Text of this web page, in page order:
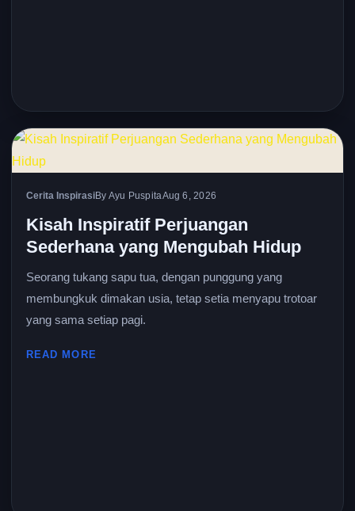
Cerita InspirasiBy Ayu PuspitaAug 6, 2026
Kisah Inspiratif Perjuangan
Sederhana yang Mengubah Hidup
Seorang tukang sapu tua, dengan punggung yang
membungkuk dimakan usia, tetap setia menyapu trotoar
yang sama setiap pagi.
READ MORE